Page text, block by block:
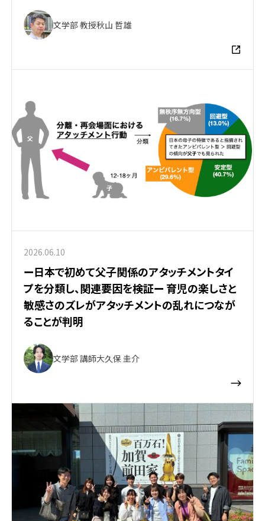
文学部 教授秋山 哲雄
2026.06.10
ー日本で初めて父子関係のアタッチメントタイ
プを分類し、関連要因を検証ー 育児の楽しさと
敏感さのズレがアタッチメントの乱れにつなが
ることが判明
文学部 講師大久保 圭介